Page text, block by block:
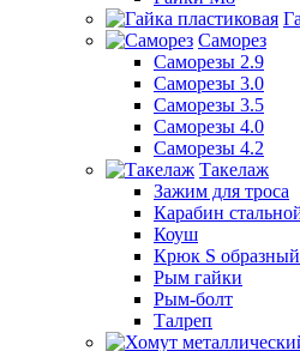
Саморез
Саморезы 2.9
Саморезы 3.0
Саморезы 3.5
Саморезы 4.0
Саморезы 4.2
Такелаж
Зажим для троса
Карабин
Коуш
Крюк S образный
Рым гайки
Рым-болт
Талреп